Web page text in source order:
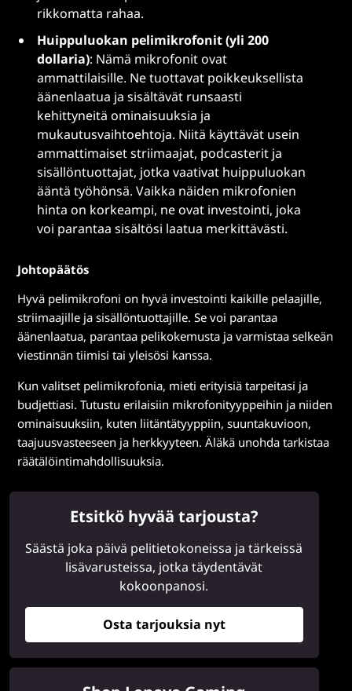
rikkomatta rahaa.
Huippuluokan pelimikrofonit (yli 200
dollaria): Nämä mikrofonit ovat
ammattilaisille. Ne tuottavat poikkeuksellista
äänenlaatua ja sisältävät runsaasti
kehittyneitä ominaisuuksia ja
mukautusvaihtoehtoja. Niitä käyttävät usein
ammattimaiset striimaajat, podcasterit ja
sisällöntuottajat, jotka vaativat huippuluokan
ääntä työhönsä. Vaikka näiden mikrofonien
hinta on korkeampi, ne ovat investointi, joka
voi parantaa sisältösi laatua merkittävästi.
Johtopäätös
Hyvä pelimikrofoni on hyvä investointi kaikille pelaajille,
striimaajille ja sisällöntuottajille. Se voi parantaa
äänenlaatua, parantaa pelikokemusta ja varmistaa selkeän
viestinnän tiimisi tai yleisösi kanssa.
Kun valitset pelimikrofonia, mieti erityisiä tarpeitasi ja
budjettiasi. Tutustu erilaisiin mikrofonityyppeihin ja niiden
ominaisuuksiin, kuten liitäntätyyppiin, suuntakuvioon,
taajuusvasteeseen ja herkkyyteen. Äläkä unohda tarkistaa
räätälöintimahdollisuuksia.
Etsitkö hyvää tarjousta?
Säästä joka päivä pelitietokoneissa ja tärkeissä
lisävarusteissa, jotka täydentävät
kokoonpanosi.
Osta tarjouksia nyt